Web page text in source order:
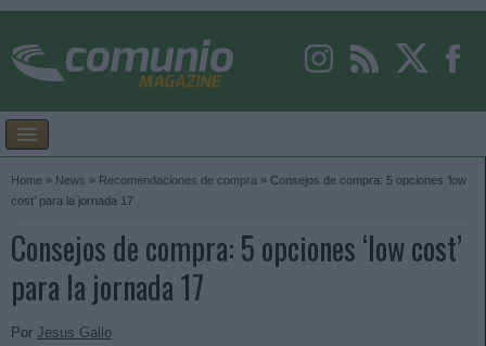
Home » News » Recomendaciones de compra » Consejos de compra: 5 opciones ‘low
cost’ para la jornada 17
Consejos de compra: 5 opciones ‘low cost’
para la jornada 17
Por Jesus Gallo